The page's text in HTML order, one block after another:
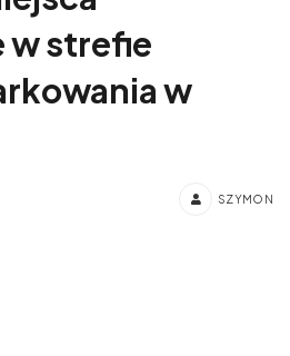
w strefie
w
SZYMON